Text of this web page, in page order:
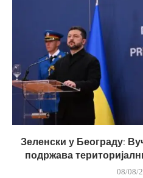
Зеленски у Београду:
подржава
08/08/